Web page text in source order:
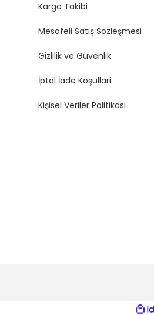
Kargo Takibi
Mesafeli Satış Sözleşmesi
Gizlilik ve Güvenlik
İptal İade Koşullari
Kişisel Veriler Politikası